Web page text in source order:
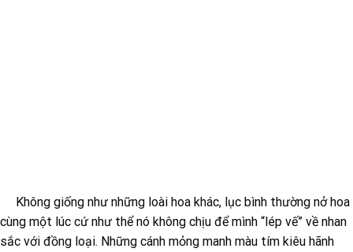
Không giống như những loài hoa khác, lục bình thường nở hoa
cùng một lúc cứ như thể nó không chịu để mình “lép vế” về nhan
sắc với đồng loại. Những cánh mỏng manh màu tím kiêu hãnh